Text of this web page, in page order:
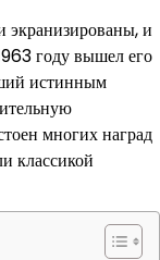
и
году вышел его
истинным
многих наград
классикой